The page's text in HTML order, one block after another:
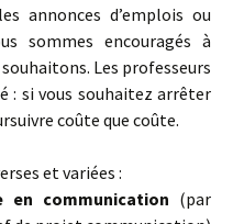
annonces d’emplois ou
sommes encouragés à
Les professeurs
: si vous souhaitez arrêter
coûte que coûte.
et variées :
en communication (par